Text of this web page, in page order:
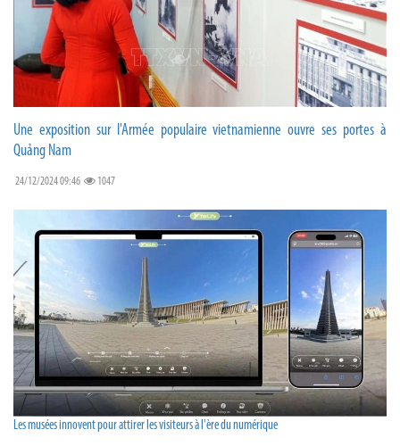
Une exposition sur l'Armée populaire vietnamienne ouvre ses portes à
Quảng Nam
24/12/2024 09:46 1047
Les musées innovent pour attirer les visiteurs à l'ère du numérique